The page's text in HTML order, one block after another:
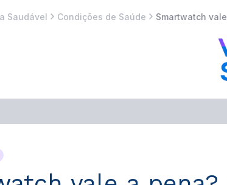
Saudável Condições de Saúde Smartwatch